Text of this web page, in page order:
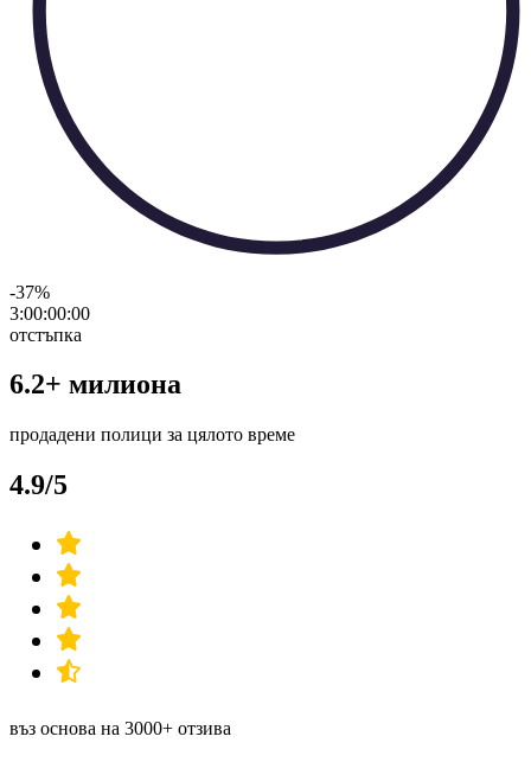
-37%
3:00:00:00
отстъпка
6.2+ милиона
продадени полици за цялото време
4.9/5
въз основа на 3000+ отзива